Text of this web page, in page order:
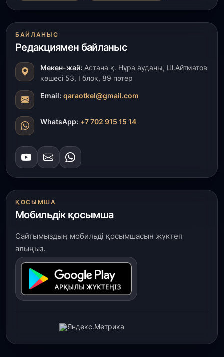
БАЙЛАНЫС
Редакциямен байланыс
Мекен-жай: Астана қ. Нұра ауданы, Ш.Айтматов
көшесі 53, І блок, 89 пәтер
Email: qaraotkel@gmail.com
WhatsApp: +7 702 915 15 14
ҚОСЫМША
Мобильдік қосымша
Сайтымыздың мобильді қосымшасын жүктеп
алыңыз.